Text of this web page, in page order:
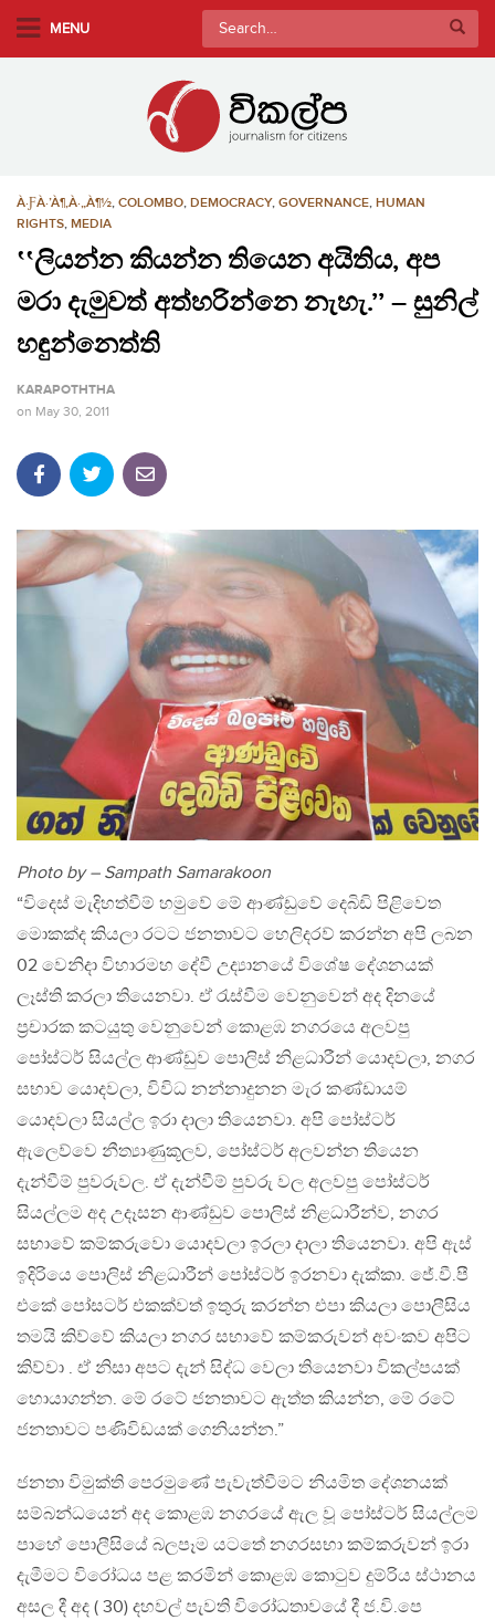
MENU
Search
for:
À·ƑÀ·’À¶‚À·„À¶½, COLOMBO, DEMOCRACY, GOVERNANCE, HUMAN
RIGHTS, MEDIA
‛‛ලියන්න කියන්න තියෙන අයිතිය, අප
මරා දැමුවත් අත්හරින්නෙ නැහැ.’’ – සුනිල්
හඳුන්නෙත්ති
KARAPOTHTHA
on May 30, 2011
Photo by – Sampath Samarakoon
“විදෙස් මැදිහත්වීම් හමුවේ මේ ආණ්ඩුවේ දෙබිඩි පිළිවෙත
මොකක්ද කියලා රටට ජනතාවට හෙලිදරව් කරන්න අපි ලබන
02 වෙනිදා විහාරමහ දේවී උද්‍යානයේ විශේෂ දේශනයක්
ලෑස්ති කරලා තියෙනවා. ඒ රැස්වීම වෙනුවෙන් අද දිනයේ
ප්‍රචාරක කටයුතු වෙනුවෙන් කොළඹ නගරයෙ අලවපු
පෝස්ටර් සියල්ල ආණ්ඩුව පොලිස් නිළධාරීන් යොදවලා, නගර
සභාව යොදවලා, විවිධ නන්නාදුනන මැර කණ්ඩායම්
යොදවලා සියල්ල ඉරා දාලා තියෙනවා. අපි පෝස්ටර්
ඇලෙව්වෙ නීත්‍යාණුකූලව, පෝස්ටර් අලවන්න තියෙන
දැන්වීම් පුවරුවල. ඒ දැන්වීම් පුවරු වල අලවපු පෝස්ටර්
සියල්ලම අද උදෑසන ආණ්ඩුව පොලිස් නිළධාරීන්ව, නගර
සභාවේ කම්කරුවො යොදවලා ඉරලා දාලා තියෙනවා. අපි ඇස්
ඉදිරියෙ පොලිස් නිළධාරීන් පෝස්ටර් ඉරනවා දැක්කා. ජේ.වී.පී
එකේ පෝසටර් එකක්වත් ඉතුරු කරන්න එපා කියලා පොලීසිය
තමයි කිව්වේ කියලා නගර සභාවේ කම්කරුවන් අවංකව අපිට
කිව්වා . ඒ නිසා අපට දැන් සිද්ධ වෙලා තියෙනවා විකල්පයක්
හොයාගන්න. මේ රටේ ජනතාවට ඇත්ත කියන්න, මේ රටේ
ජනතාවට පණිවිඩයක් ගෙනියන්න.”
ජනතා විමුක්ති පෙරමුණේ පැවැත්වීමට නියමිත දේශනයක්
සම්බන්ධයෙන් අද කොළඹ නගරයේ ඇල වූ පෝස්ටර් සියල්ලම
පාහේ පොලීසියේ බලපෑම යටතේ නගරසභා කම්කරුවන් ඉරා
දැමීමට විරෝධය පළ කරමින් කොළඹ කොටුව දුම්රිය ස්ථානය
අසල දී අද ( 30) දහවල් පැවති විරෝධතාවයේ දී ජ.වි.පෙ